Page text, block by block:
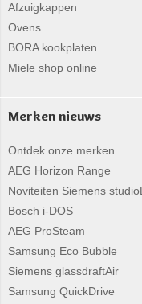
Afzuigkappen
Ovens
BORA kookplaten
Miele shop online
Merken nieuws
Ontdek onze merken
AEG Horizon Range
Noviteiten Siemens
Bosch i-DOS
AEG ProSteam
Samsung Eco Bubble
Siemens glassdraftAir
Samsung QuickDrive